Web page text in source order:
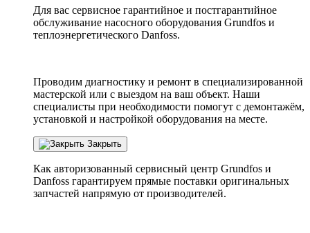
Для вас сервисное гарантийное и постгарантийное
обслуживание насосного оборудования Grundfos и
теплоэнергетического Danfoss.
Проводим диагностику и ремонт в специализированной
мастерской или с выездом на ваш объект. Наши
специалисты при необходимости помогут с демонтажём,
установкой и настройкой оборудования на месте.
Закрыть
Как авторизованный сервисный центр Grundfos и
Danfoss гарантируем прямые поставки оригинальных
запчастей напрямую от производителей.